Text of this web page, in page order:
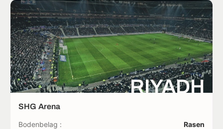
RIYADH
SHG Arena
Bodenbelag :
Rasen